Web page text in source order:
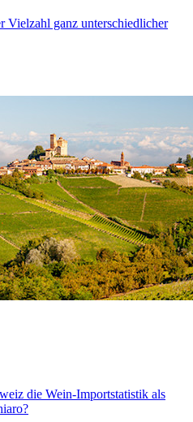
Vielzahl ganz unterschiedlicher
die Wein-Importstatistik als